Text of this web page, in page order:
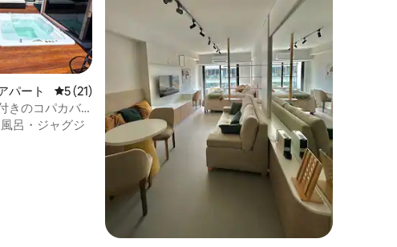
パート レビュー21件、5つ星中5つ星の平均評価
5 (21)
きのコパカバ
呂・ジャグジ